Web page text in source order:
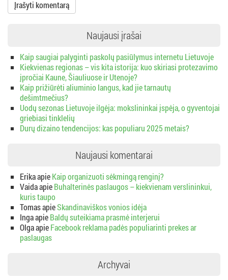
Naujausi įrašai
Kaip saugiai palyginti paskolų pasiūlymus internetu Lietuvoje
Kiekvienas regionas – vis kita istorija: kuo skiriasi protezavimo
įpročiai Kaune, Šiauliuose ir Utenoje?
Kaip prižiūrėti aliuminio langus, kad jie tarnautų
dešimtmečius?
Uodų sezonas Lietuvoje ilgėja: mokslininkai įspėja, o gyventojai
griebiasi tinklelių
Durų dizaino tendencijos: kas populiaru 2025 metais?
Naujausi komentarai
ErikaapieKaip organizuoti sėkmingą renginį?
VaidaapieBuhalterinės paslaugos – kiekvienam verslininkui,
kuris taupo
TomasapieSkandinaviškos vonios idėja
IngaapieBaldų suteikiama prasmė interjerui
OlgaapieFacebook reklama padės populiarinti prekes ar
paslaugas
Archyvai